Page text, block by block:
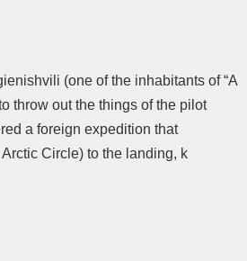
(one of the inhabitants of “A
throw out the things of the pilot
a foreign expedition that
Circle) to the landing, k